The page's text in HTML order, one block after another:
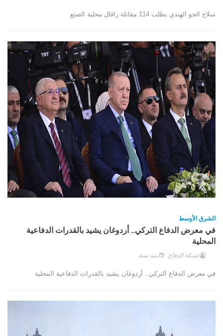
سلاح الجو الهندي يطلب 114 مقاتلة رافال محلية الصنع
الشرق الأوسط
في معرض الدفاع التركي.. أردوغان يشيد بالقدرات الدفاعية
المحلية
شبكة الدفاع منذ سنة
في معرض الدفاع التركي.. أردوغان يشيد بالقدرات الدفاعية المحلية